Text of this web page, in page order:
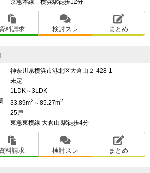
。
しい。
高で、毎日素晴らしい景色を見られ
しています。
京急本線「横浜駅徒歩12分
資料請求 検討スレ まとめ
神奈川県横浜市港北区大倉山２-428-1
未定
1LDK～3LDK
33.89m2 ～85.27m2
25戸
東急東横線 大倉山 駅徒歩4分
資料請求 検討スレ まとめ